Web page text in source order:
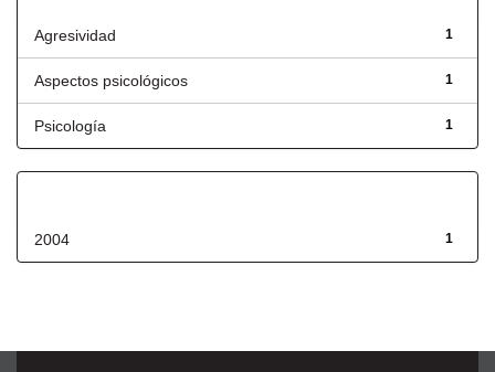
1
Agresividad
1
Aspectos psicológicos
1
Psicología
1
2004